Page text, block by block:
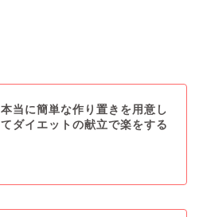
本当に簡単な作り置きを用意し
てダイエットの献立で楽をする